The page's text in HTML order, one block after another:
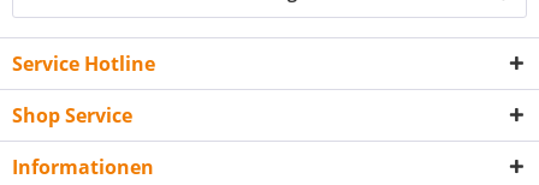
Service Hotline
Shop Service
Informationen